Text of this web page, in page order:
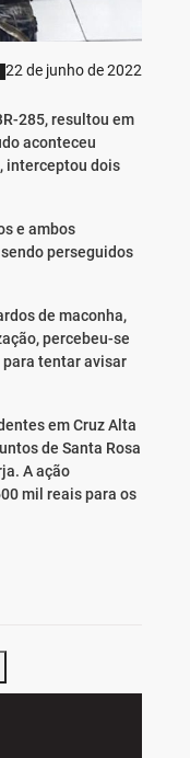
22 de junho de 2022
285, resultou em
aconteceu
interceptou dois
e ambos
perseguidos
de maconha,
percebeu-se
para tentar avisar
em Cruz Alta
de Santa Rosa
A ação
mil reais para os